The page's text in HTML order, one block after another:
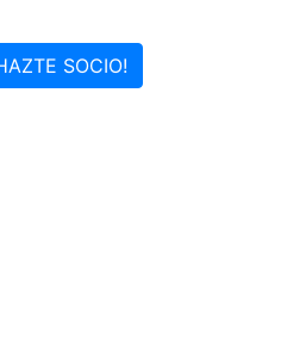
SOCIO!